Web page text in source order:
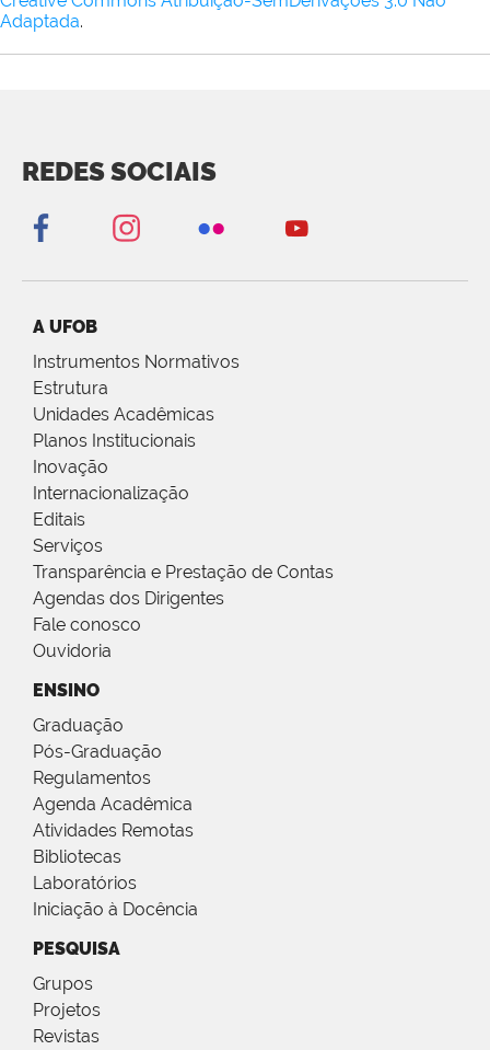
Adaptada.
REDES SOCIAIS
A UFOB
Instrumentos Normativos
Estrutura
Unidades Acadêmicas
Planos Institucionais
Inovação
Internacionalização
Editais
Serviços
Transparência e Prestação de Contas
Agendas dos Dirigentes
Fale conosco
Ouvidoria
ENSINO
Graduação
Pós-Graduação
Regulamentos
Agenda Acadêmica
Atividades Remotas
Bibliotecas
Laboratórios
Iniciação à Docência
PESQUISA
Grupos
Projetos
Revistas